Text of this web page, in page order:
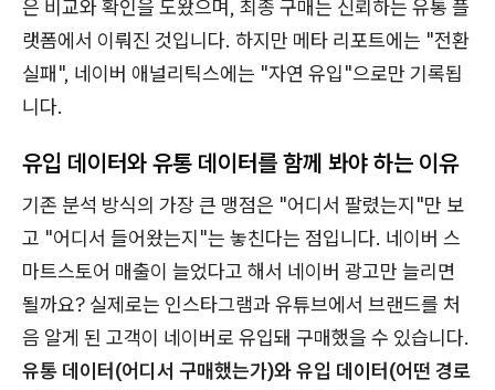
은 비교와 확인을 도왔으며, 최종 구매는 신뢰하는 유통 플
랫폼에서 이뤄진 것입니다. 하지만 메타 리포트에는 "전환
실패", 네이버 애널리틱스에는 "자연 유입"으로만 기록됩
니다.
유입 데이터와 유통 데이터를 함께 봐야 하는 이유
기존 분석 방식의 가장 큰 맹점은 "어디서 팔렸는지"만 보
고 "어디서 들어왔는지"는 놓친다는 점입니다. 네이버 스
마트스토어 매출이 늘었다고 해서 네이버 광고만 늘리면
될까요? 실제로는 인스타그램과 유튜브에서 브랜드를 처
음 알게 된 고객이 네이버로 유입돼 구매했을 수 있습니다.
유통 데이터(어디서 구매했는가)와 유입 데이터(어떤 경로